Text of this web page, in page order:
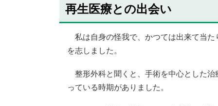
再生医療との出会い
私は自身の怪我で、かつては出来て当た
を志しました。
整形外科と聞くと、手術を中心とした治
っている時期がありました。